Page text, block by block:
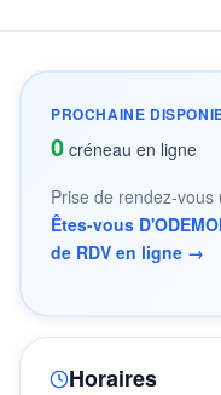
PROCHAINE
0 créneau en ligne
Prise de rendez-
Êtes-vous
de RDV en ligne →
Horaires